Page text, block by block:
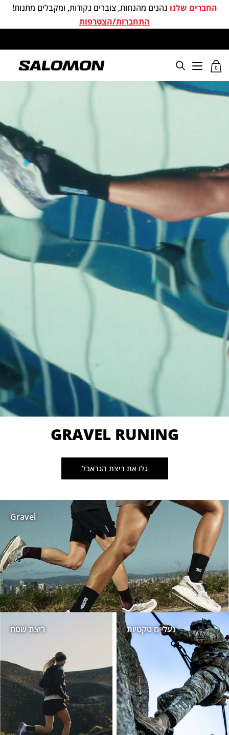
החברים שלנו נהנים מהנחות, צוברים נקודות, ומקבלים מתנות!
התחברות/הצטרפות
0
GRAVEL RUNING
גלו את ריצת הגראבל
Gravel
נעליים טקטיות ריצת שטח